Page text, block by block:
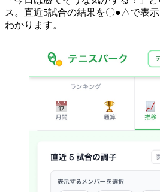
ス。直近5試合の結果を〇●△で表
わかります。